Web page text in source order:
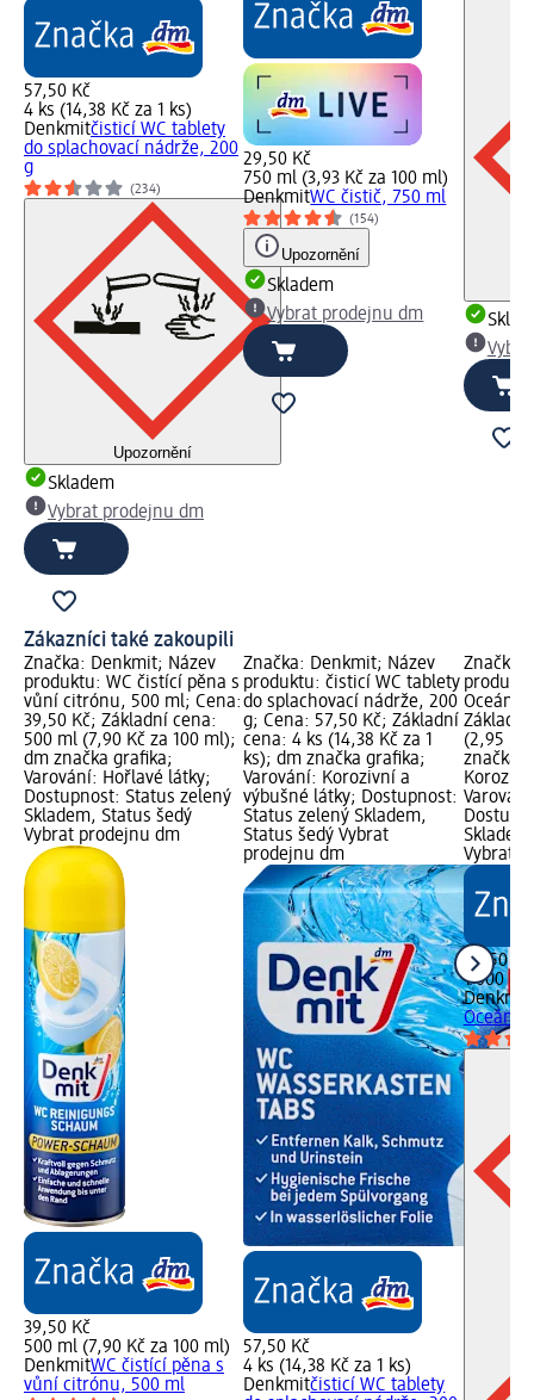
57,50 Kč
4 ks (14,38 Kč za 1 ks)
Denkmitčisticí WC tablety
do splachovací nádrže, 200
g
(234)
Upozornění
Skladem
Vybrat prodejnu dm
29,50 Kč
750 ml (3,93 Kč za 100 ml)
DenkmitWC čistič, 750 ml
(154)
Upozornění
Skladem
Vybrat prodejnu dm
Zákazníci také zakoupili
Značka: Denkmit; Název
produktu: WC čistící pěna s
vůní citrónu, 500 ml; Cena:
39,50 Kč; Základní cena:
500 ml (7,90 Kč za 100 ml);
dm značka grafika;
Varování: Hořlavé látky;
Dostupnost: Status zelený
Skladem, Status šedý
Vybrat prodejnu dm
39,50 Kč
500 ml (7,90 Kč za 100 ml)
DenkmitWC čistící pěna s
vůní citrónu, 500 ml
Značka: Denkmit; Název
produktu: čisticí WC tablety
do splachovací nádrže, 200
g; Cena: 57,50 Kč; Základní
cena: 4 ks (14,38 Kč za 1
ks); dm značka grafika;
Varování: Korozivní a
výbušné látky; Dostupnost:
Status zelený Skladem,
Status šedý Vybrat
prodejnu dm
57,50 Kč
4 ks (14,38 Kč za 1 ks)
Denkmitčisticí WC tablety
Značka:
Oceán,
(2,95 Kč
značka
Vybrat
29,50 Kč
1 000 ml
Denkmit
Oceán,